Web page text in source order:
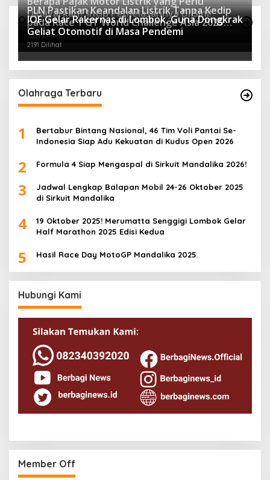
Otomotif Terpopuler
Dibayarkan? Intip Penjelasannya Di Sini!
2438 Dilihat
PLN Pastikan Keandalan Listrik Tanpa Kedip
pada Race 1 GT World Challenge Asia 2025
Mandalika
2221 Dilihat
IOF Gelar Rakernas di Lombok, Guna Dongkrak
Geliat Otomotif di Masa Pendemi
2191 Dilihat
Olahraga Terbaru
1
Bertabur Bintang Nasional, 46 Tim Voli Pantai Se-
Indonesia Siap Adu Kekuatan di Kudus Open 2026
2 Formula 4 Siap Mengaspal di Sirkuit Mandalika 2026!
3
Jadwal Lengkap Balapan Mobil 24-26 Oktober 2025
di Sirkuit Mandalika
4
19 Oktober 2025! Merumatta Senggigi Lombok Gelar
Half Marathon 2025 Edisi Kedua
5 Hasil Race Day MotoGP Mandalika 2025
Hubungi Kami
Member Off